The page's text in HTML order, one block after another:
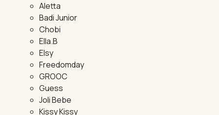
Aletta
Badi Junior
Chobi
Ella.B
Elsy
Freedomday
GROOC
Guess
Joli Bebe
Kissy Kissy